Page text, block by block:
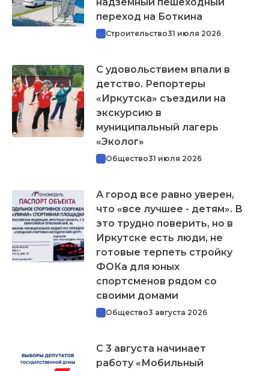
надземный пешеходный
переход на Боткина
Строительство31 июля 2026
С удовольствием впали в
детство. Репортеры
«Иркутска» съездили на
экскурсию в
муниципальный лагерь
«Эколог»
Общество31 июля 2026
А город все равно уверен,
что «все лучшее - детям». В
это трудно поверить, но в
Иркутске есть люди, не
готовые терпеть стройку
ФОКа для юных
спортсменов рядом со
своими домами
Общество3 августа 2026
С 3 августа начинает
работу «Мобильный